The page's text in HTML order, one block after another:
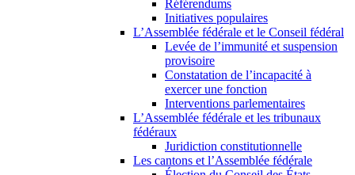
Référendums
Initiatives populaires
L’Assemblée fédérale et le Conseil fédéral
Levée de l’immunité et suspension
provisoire
Constatation de l’incapacité à
exercer une fonction
Interventions parlementaires
L’Assemblée fédérale et les tribunaux
fédéraux
Juridiction constitutionnelle
Les cantons et l’Assemblée fédérale